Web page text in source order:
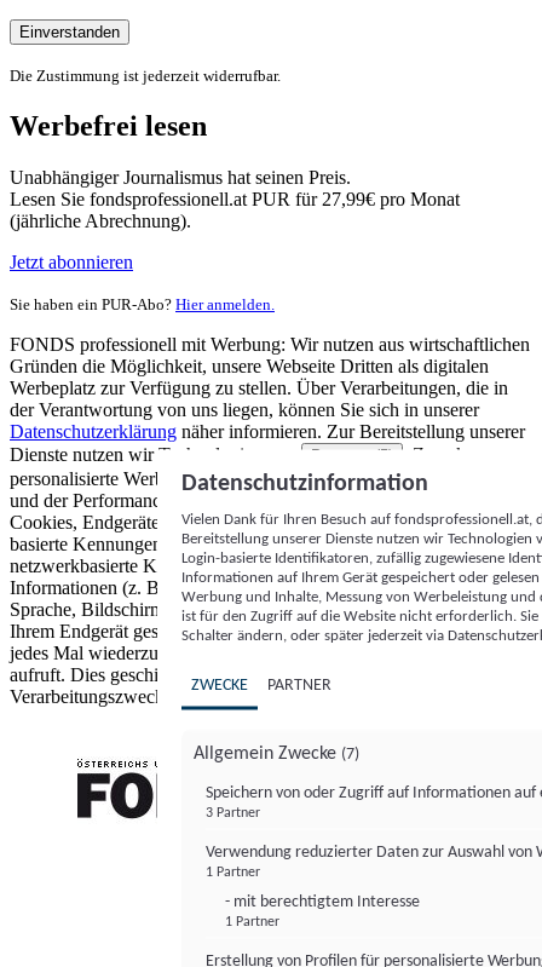
Einverstanden
Die Zustimmung ist jederzeit widerrufbar.
Werbefrei lesen
Unabhängiger Journalismus hat seinen Preis.
Lesen Sie fondsprofessionell.at PUR für 27,99€ pro Monat
(jährliche Abrechnung).
Jetzt abonnieren
Sie haben ein PUR-Abo? Hier anmelden.
FONDS professionell mit Werbung: Wir nutzen aus wirtschaftlichen
Gründen die Möglichkeit, unsere Webseite Dritten als digitalen
Werbeplatz zur Verfügung zu stellen. Über Verarbeitungen, die in
der Verantwortung von uns liegen, können Sie sich in unserer
Datenschutzerklärung näher informieren. Zur Bereitstellung unserer
Dienste nutzen wir Technologien von
Partnern (5)
. Zwecke:
personalisierte Werbung und Inhalte, Messung von Werbeleistung
und der Performance von Inhalten sowie Zielgruppenforschung.
Cookies, Endgeräte- oder ähnliche Online-Kennungen (z. B. login-
basierte Kennungen, zufällig generierte Kennungen,
netzwerkbasierte Kennungen) können zusammen mit anderen
Informationen (z. B. Browsertyp und Browserinformationen,
Sprache, Bildschirmgröße, unterstützte Technologien usw.) auf
Ihrem Endgerät gespeichert oder von dort ausgelesen werden, um es
jedes Mal wiederzuerkennen, wenn es eine App oder einer Webseite
aufruft. Dies geschieht für einen oder mehrere der hier aufgeführten
Verarbeitungszwecke.
Datenschutzinformation
Vielen Dank für Ihren Besuch auf
Bereitstellung unserer Dienste nutzen wir Technologien
Login-basierte Identifikatoren, zufällig zugewiesene
Informationen auf Ihrem Gerät gespeichert oder
Werbung und Inhalte, Messung von Werbeleistung
ist für den Zugriff auf die Website nicht erforderlich.
Schalter ändern, oder später jederzeit via
ZWECKE PARTNER
Allgemein Zwecke (7)
Speichern von oder Zugriff auf Informationen auf
3 Partner
Verwendung reduzierter Daten zur Auswahl von
1 Partner
- mit berechtigtem Interesse
1 Partner
Erstellung von Profilen für personalisierte
FONDS professionell